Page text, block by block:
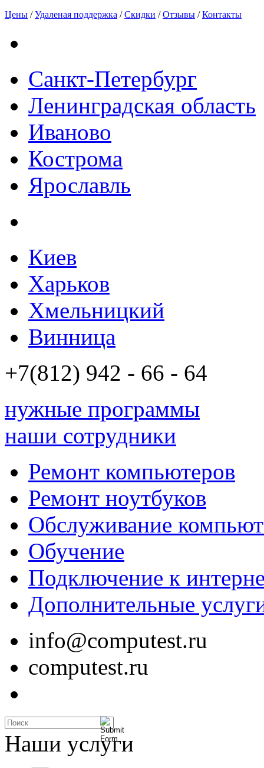
Цены /Удаленая поддержка /Скидки /Отзывы /Контакты
Санкт-Петербург
Ленинградская область
Иваново
Кострома
Ярославль
Киев
Харьков
Хмельницкий
Винница
+7(812) 942 - 66 - 64
нужные программы
наши сотрудники
Ремонт компьютеров
Ремонт ноутбуков
Обслуживание
Обучение
Подключение к
Дополнительные
info@computest.ru
computest.ru
Наши услуги